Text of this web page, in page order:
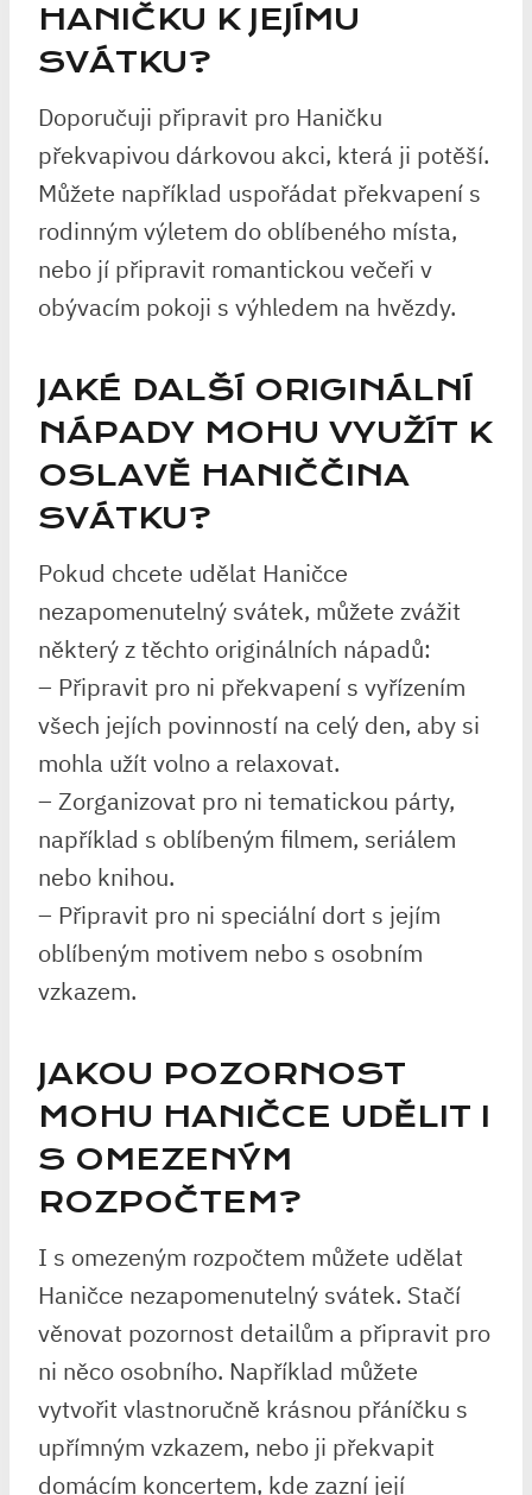
HANIČKU K JEJÍMU
SVÁTKU?
Doporučuji připravit pro Haničku
překvapivou dárkovou akci, která ji potěší.
Můžete například uspořádat překvapení s
rodinným výletem do oblíbeného místa,
nebo jí připravit romantickou večeři v
obývacím pokoji s výhledem na hvězdy.
JAKÉ DALŠÍ ORIGINÁLNÍ
NÁPADY MOHU VYUŽÍT K
OSLAVĚ HANIČČINA
SVÁTKU?
Pokud chcete udělat Haničce
nezapomenutelný svátek, můžete zvážit
některý z těchto originálních nápadů:
– Připravit pro ni překvapení s vyřízením
všech jejích povinností na celý den, aby si
mohla užít volno a relaxovat.
– Zorganizovat pro ni tematickou párty,
například s oblíbeným filmem, seriálem
nebo knihou.
– Připravit pro ni speciální dort s jejím
oblíbeným motivem nebo s osobním
vzkazem.
JAKOU POZORNOST
MOHU HANIČCE UDĚLIT I
S OMEZENÝM
ROZPOČTEM?
I s omezeným rozpočtem můžete udělat
Haničce nezapomenutelný svátek. Stačí
věnovat pozornost detailům a připravit pro
ni něco osobního. Například můžete
vytvořit vlastnoručně krásnou přáníčku s
upřímným vzkazem, nebo ji překvapit
domácím koncertem, kde zazní její